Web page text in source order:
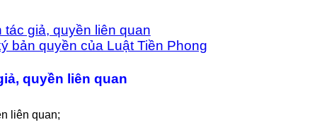
giả, quyền liên quan
bản quyền của Luật Tiền Phong
quyền liên quan
liên quan;